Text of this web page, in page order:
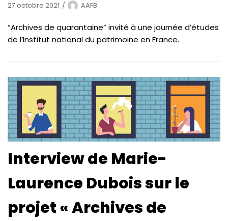
27 octobre 2021 AAFB
“Archives de quarantaine” invité à une journée d’études
de l’Institut national du patrimoine en France.
Interview de Marie-
Laurence Dubois sur le
projet « Archives de